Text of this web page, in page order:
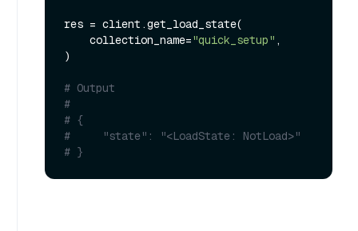
res = client.get_load_state(
    collection_name=
"quick_setup" ,
)
# Output
#
# {
#     "state": "<LoadState: NotLoad>"
# }